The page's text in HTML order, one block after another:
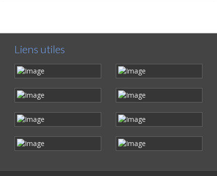
Liens utiles